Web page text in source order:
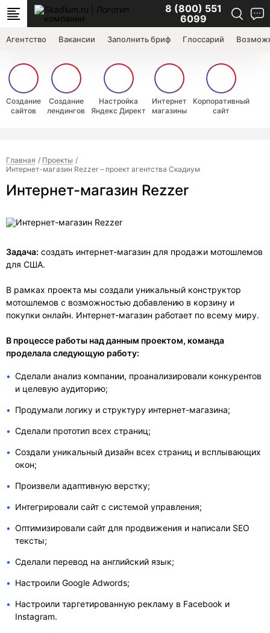
8 (800) 551
6099
Агентство Вакансии Заполнить бриф Глоссарий
Создание
сайтов
Создание
лендингов
Настройка
Яндекс Директ
Интернет
магазины
Корпоративный
сайт
Главная
Проекты
Интернет-магазин Rezzer – проект агентства Скадиум
Интернет-магазин Rezzer
Задача: создать интернет-магазин для продажи мотошлемов
для США.
В рамках проекта мы создали уникальный конструктор
мотошлемов с возможностью добавлению в корзину и
покупки онлайн. Интернет-магазин работает по всему миру.
В процессе работы над данным проектом, команда
проделала следующую работу:
Сделали анализ компании, проанализировали конкурентов
и целевую аудиторию;
Продумали логику и структуру интернет-магазина;
Сделали прототип всех страниц;
Создали уникальный дизайн всех страниц и всплывающих
окон;
Произвели адаптивную верстку;
Интегрировали сайт с системой управления;
Оптимизировали сайт для продвижения и написали SEO
тексты;
Сделали перевод на английский язык;
Настроили Google Adwords;
Настроили таргетированную рекламу в Facebook и
Instagram.